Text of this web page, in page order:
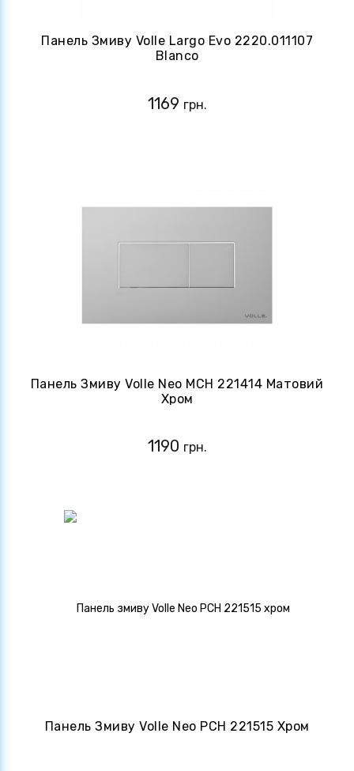
Панель Змиву Volle Largo Evo 2220.011107
Blanco
1169 грн.
Панель Змиву Volle Neo MCH 221414 Матовий
Хром
1190 грн.
Панель Змиву Volle Neo PCH 221515 Хром